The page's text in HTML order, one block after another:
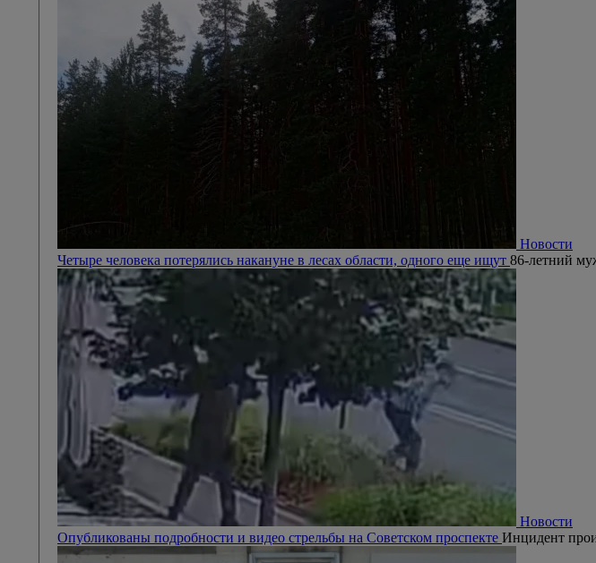
Новости
Четыре человека потерялись накануне в лесах области, одного еще ищут 86-летний
Новости
Опубликованы подробности и видео стрельбы на Советском проспекте Инцидент